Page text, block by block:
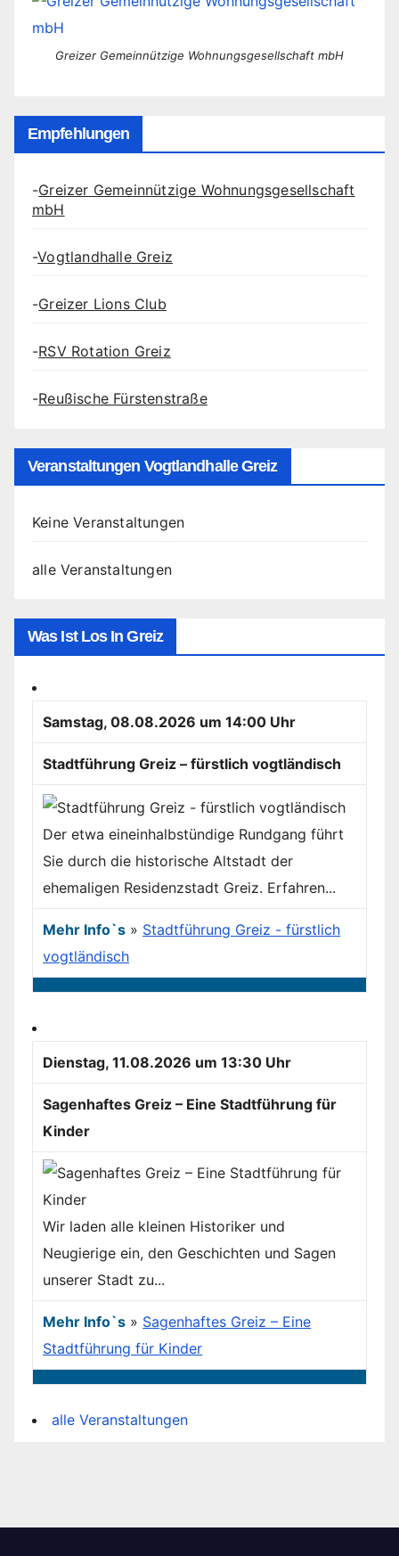
Greizer Gemeinnützige Wohnungsgesellschaft mbH
Empfehlungen
-Greizer Gemeinnützige Wohnungsgesellschaft
mbH
-Vogtlandhalle Greiz
-Greizer Lions Club
-RSV Rotation Greiz
-Reußische Fürstenstraße
Veranstaltungen Vogtlandhalle Greiz
Keine Veranstaltungen
alle Veranstaltungen
Was Ist Los In Greiz
Samstag, 08.08.2026 um 14:00 Uhr
Stadtführung Greiz – fürstlich vogtländisch
Der etwa eineinhalbstündige Rundgang führt
Sie durch die historische Altstadt der
ehemaligen Residenzstadt Greiz. Erfahren...
Mehr Info`s » Stadtführung Greiz - fürstlich
vogtländisch
Dienstag, 11.08.2026 um 13:30 Uhr
Sagenhaftes Greiz – Eine Stadtführung für
Kinder
Wir laden alle kleinen Historiker und
Neugierige ein, den Geschichten und Sagen
unserer Stadt zu...
Mehr Info`s » Sagenhaftes Greiz – Eine
Stadtführung für Kinder
alle Veranstaltungen